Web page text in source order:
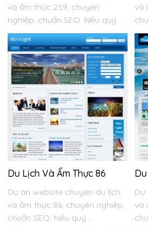
và ẩm thực 259, chuyên
nghiệp, chuẩn SEO. Nếu quý ...
và
Du Lịch Và Ẩm Thực 86
Dự án website chuyên du lịch
và ẩm thực 86, chuyên nghiệp,
chuẩn SEO. Nếu quý ...
Dự
và